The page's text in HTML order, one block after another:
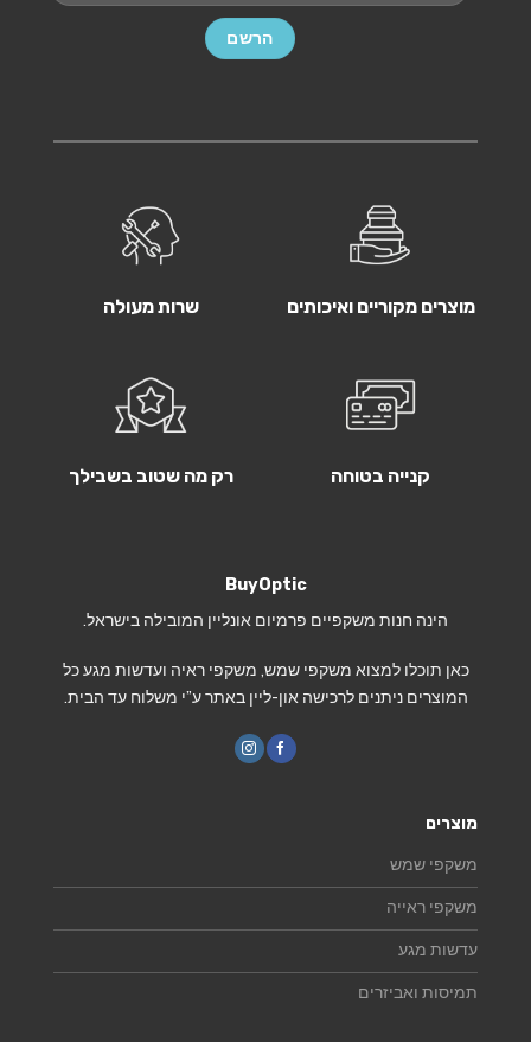
מוצרים מקוריים ואיכותים שרות מעולה
קנייה בטוחה רק מה שטוב בשבילך
BuyOptic
הינה חנות משקפיים פרמיום אונליין המובילה בישראל.
כאן תוכלו למצוא משקפי שמש, משקפי ראיה ועדשות מגע כל
המוצרים ניתנים לרכישה און-ליין באתר ע”י משלוח עד הבית.
מוצרים
משקפי שמש
משקפי ראייה
עדשות מגע
תמיסות ואביזרים